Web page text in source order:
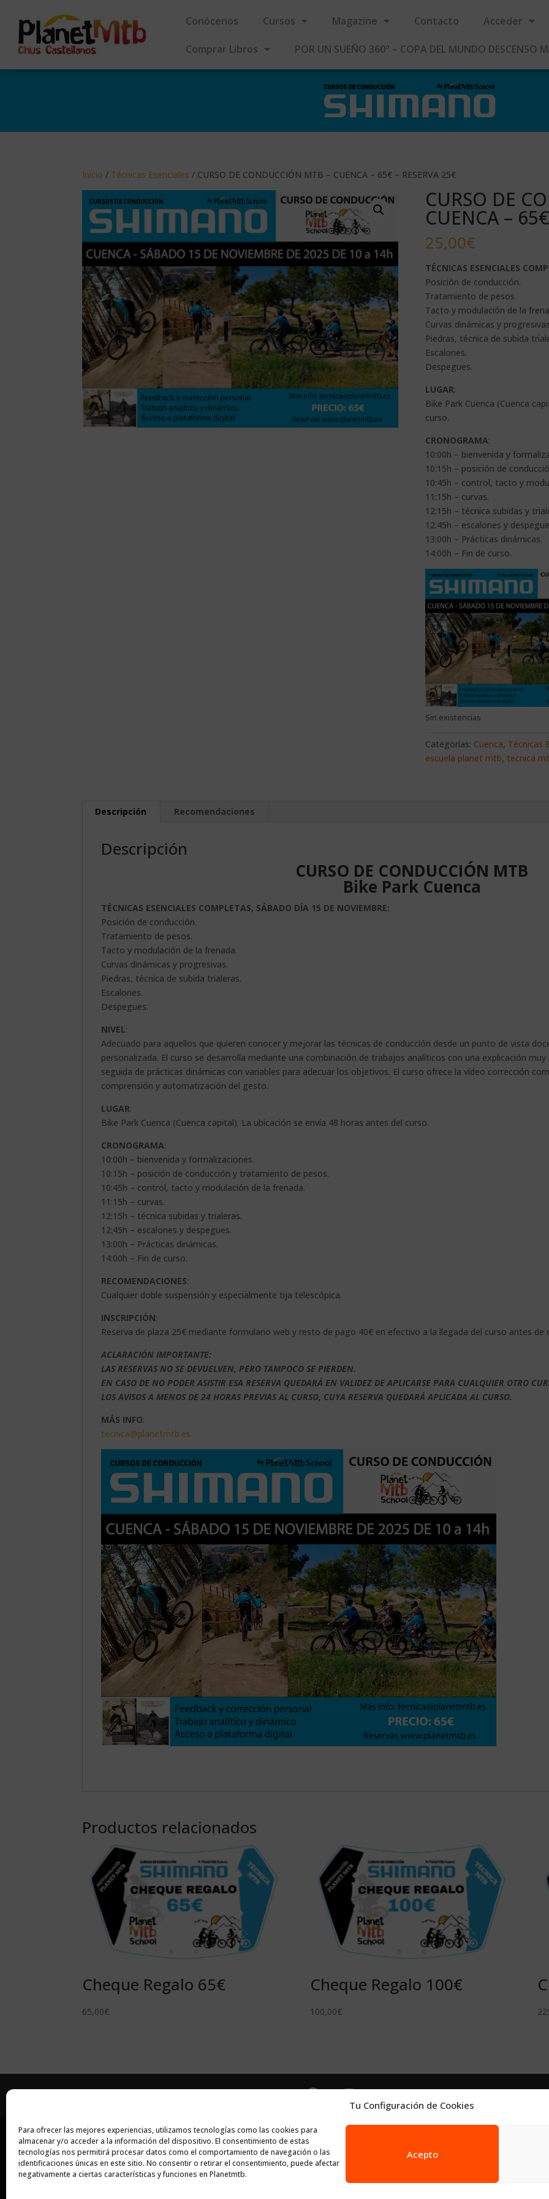
Tu Configuración de Cookies
Para ofrecer las mejores experiencias, utilizamos tecnologías como las cookies para
almacenar y/o acceder a la información del dispositivo. El consentimiento de estas
tecnologías nos permitirá procesar datos como el comportamiento de navegación o las
identificaciones únicas en este sitio. No consentir o retirar el consentimiento, puede afectar
negativamente a ciertas características y funciones en Planetmtb.
Acepto
Conócenos Cursos Magazine Contacto Acceder
Comprar Libros POR UN SUEÑO 360º – COPA DEL MUNDO DESCENSO
Inicio / Técnicas Esenciales / CURSO DE CONDUCCIÓN MTB – CUENCA – 65€ – RESERVA 25€
CURSO DE
CUENCA –
25,00€
TÉCNICAS ESENCIALES
Posición de conducción.
Tratamiento de pesos.
Tacto y modulación de la
Curvas dinámicas y
Piedras, técnica de subida
Escalones.
Despegues.
LUGAR:
Bike Park Cuenca (Cuenca
curso.
CRONOGRAMA:
10:00h – bienvenida y
10:15h – posición de
10:45h – control, tacto y
11:15h – curvas.
12:15h – técnica subidas y
12:45h – escalones y
13:00h – Prácticas dinámicas.
14:00h – Fin de curso.
Sin existencias
Categorías: Cuenca, Técnicas
escuela planet mtb, tecnica
Descripción Recomendaciones
Descripción
CURSO DE CONDUCCIÓN MTB
Bike Park Cuenca
TÉCNICAS ESENCIALES COMPLETAS, SÁBADO DÍA 15 DE NOVIEMBRE:
Posición de conducción.
Tratamiento de pesos.
Tacto y modulación de la frenada.
Curvas dinámicas y progresivas.
Piedras, técnica de subida trialeras.
Escalones.
Despegues.
NIVEL:
Adecuado para aquellos que quieren conocer y mejorar las técnicas de conducción desde un punto de vista
personalizada. El curso se desarrolla mediante una combinación de trabajos analíticos con una explicación
seguida de prácticas dinámicas con variables para adecuar los objetivos. El curso ofrece la vídeo corrección
comprensión y automatización del gesto.
LUGAR:
Bike Park Cuenca (Cuenca capital). La ubicación se envía 48 horas antes del curso.
CRONOGRAMA:
10:00h – bienvenida y formalizaciones.
10:15h – posición de conducción y tratamiento de pesos.
10:45h – control, tacto y modulación de la frenada.
11:15h – curvas.
12:15h – técnica subidas y trialeras.
12:45h – escalones y despegues.
13:00h – Prácticas dinámicas.
14:00h – Fin de curso.
RECOMENDACIONES:
Cualquier doble suspensión y especialmente tija telescópica.
INSCRIPCIÓN:
Reserva de plaza 25€ mediante formulario web y resto de pago 40€ en efectivo a la llegada del curso antes de
ACLARACIÓN IMPORTANTE:
LAS RESERVAS NO SE DEVUELVEN, PERO TAMPOCO SE PIERDEN.
EN CASO DE NO PODER ASISTIR ESA RESERVA QUEDARÁ EN VALIDEZ DE APLICARSE PARA CUALQUIER OTRO
LOS AVISOS A MENOS DE 24 HORAS PREVIAS AL CURSO, CUYA RESERVA QUEDARÁ APLICADA AL CURSO.
MÁS INFO:
tecnica@planetmtb.es
Productos relacionados
Cheque Regalo 65€
65,00€
Cheque Regalo 100€
100,00€
Contacto
tecnica@planetmtb.es
Próximos Cursos MTB Planet Mtb
CURSO DE CONDUCCIÓN MTB TÉCNICAS ESENCIALES Y PROGRESIÓN
CLASES PARTICULARES MOUNTAIN BIKE
CLASES DINÁMICAS MOUNTAIN BIKE